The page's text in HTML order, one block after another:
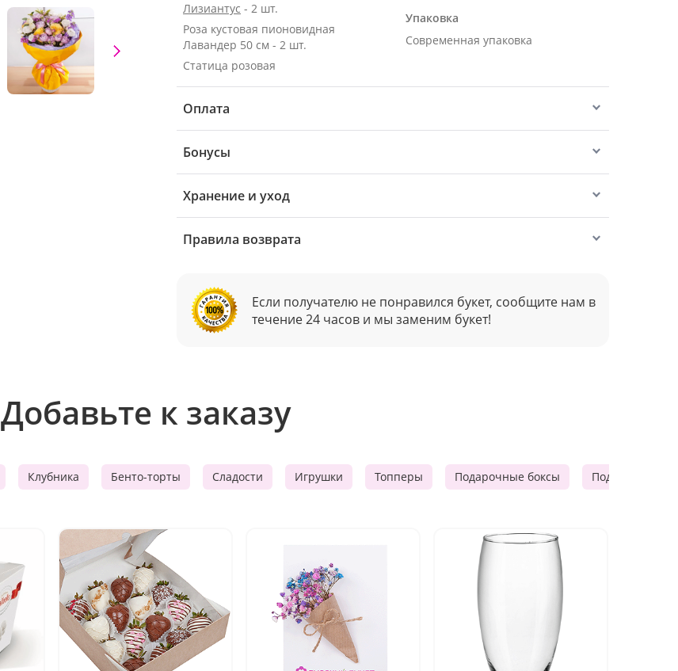
Лизиантус - 2 шт.
Роза кустовая пионовидная
Лавандер 50 см - 2 шт.
Статица розовая
Упаковка
Современная упаковка
Оплата
Бонусы
Хранение и уход
Правила возврата
Если получателю не понравился букет, сообщите нам в
течение 24 часов и мы заменим букет!
Добавьте к заказу
Клубника Бенто-торты Сладости Игрушки Топперы Подарочные боксы Подарочные